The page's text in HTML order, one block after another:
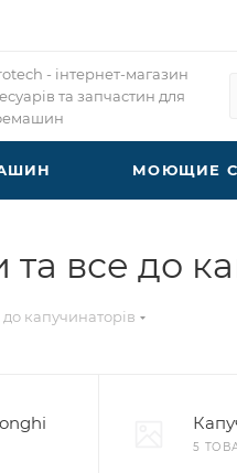
- інтернет-магазин
та запчастин для
МОЮЩИЕ
все до
капучинаторів
5